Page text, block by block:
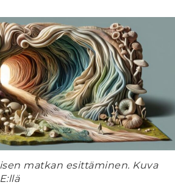
matkan esittäminen. Kuva